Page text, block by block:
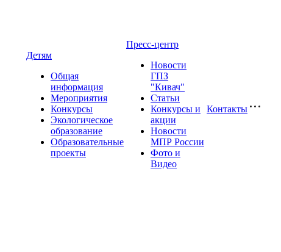
Детям
Общая
информация
Мероприятия
Конкурсы
Экологическое
образование
Образовательные
проекты
Пресс-центр
Новости
ГПЗ
"Кивач"
Статьи
Конкурсы и
акции
Новости
МПР России
Фото и
Видео
Контакты